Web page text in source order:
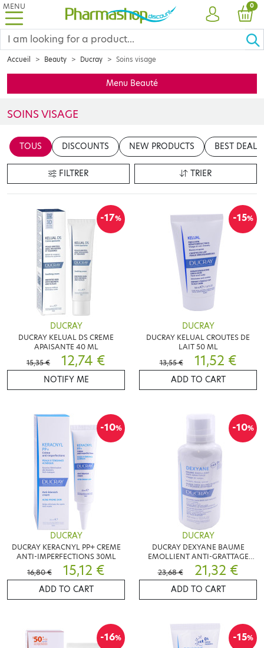
MENU
ACCOUNT
0
Accueil Beauty Ducray Soins visage
Menu Beauté
SOINS VISAGE
en cliquant sur le bouton "Modifier le contenu"
TOUS DISCOUNTS NEW PRODUCTS BEST DEALS
FILTRER TRIER
-17%
DUCRAY
DUCRAY KELUAL DS CREME
APAISANTE 40 ML
15,35 €
12,74 €
NOTIFY ME
-15%
DUCRAY
DUCRAY KELUAL CROUTES DE
LAIT 50 ML
13,55 €
11,52 €
ADD TO CART
-10%
DUCRAY
DUCRAY KERACNYL PP+ CREME
ANTI-IMPERFECTIONS 30ML
16,80 €
15,12 €
ADD TO CART
-10%
DUCRAY
DUCRAY DEXYANE BAUME
EMOLLIENT ANTI-GRATTAGE
400ML
23,68 € 21,32 €
ADD TO CART
-16% -15%